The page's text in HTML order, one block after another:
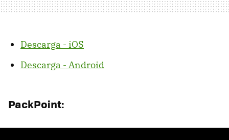
Descarga - iOS
Descarga - Android
PackPoint: